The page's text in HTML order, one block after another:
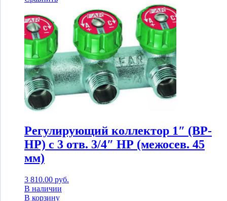
Регулирующий коллектор 1″ (ВР-
НР) с 3 отв. 3/4″ НР (межосев. 45
мм)
3 810.00 руб.
В наличии
В корзину